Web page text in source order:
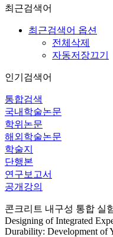
최근검색어
최근검색어 옵션
전체삭제
자동저장끄기
인기검색어
통합검색
국내학술논문
학위논문
해외학술논문
학술지
단행본
연구보고서
공개강의
콘크리트 내구성 통합 실
Designing of Integrated
Durability: Development of